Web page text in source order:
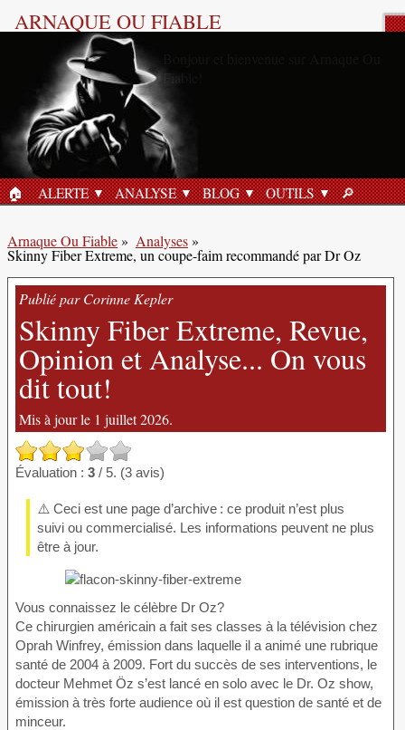
ARNAQUE OU FIABLE
ACCUEIL
🏠︎ ALERTE ANALYSE BLOG OUTILS 🔎︎
Arnaque Ou Fiable» Analyses»
Skinny Fiber Extreme, un coupe-faim recommandé par Dr Oz
Publié par Corinne Kepler
Skinny Fiber Extreme, Revue,
Opinion et Analyse... On vous
dit tout!
Mis à jour le 1 juillet 2026.
Évaluation : 3 / 5. (3 avis)
⚠️ Ceci est une page d’archive : ce produit n’est plus
suivi ou commercialisé. Les informations peuvent ne plus
être à jour.
Vous connaissez le célèbre Dr Oz?
Ce chirurgien américain a fait ses classes à la télévision chez
Oprah Winfrey, émission dans laquelle il a animé une rubrique
santé de 2004 à 2009. Fort du succès de ses interventions, le
docteur Mehmet Öz s’est lancé en solo avec le Dr. Oz show,
émission à très forte audience où il est question de santé et de
minceur.